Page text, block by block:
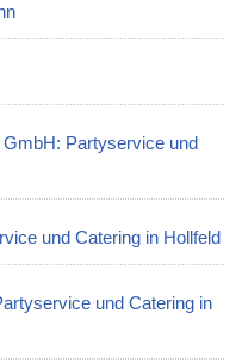
Partyservice und
und Catering in Hollfeld
und Catering in